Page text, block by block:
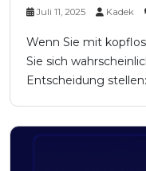
Juli 11, 2025 Kadek
Wenn Sie mit
Sie sich
Entscheidung